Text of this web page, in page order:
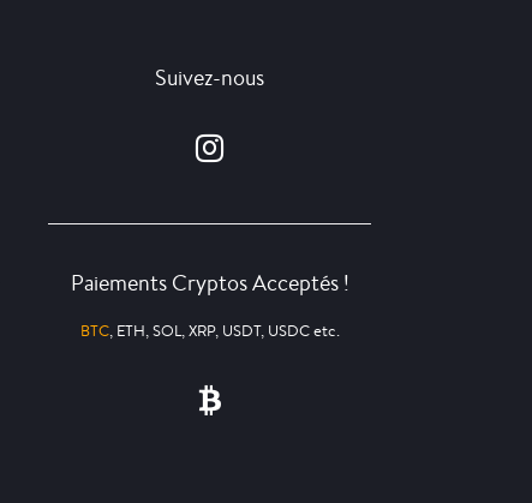
Suivez-nous
Paiements Cryptos Acceptés !
BTC, ETH, SOL, XRP, USDT, USDC etc.